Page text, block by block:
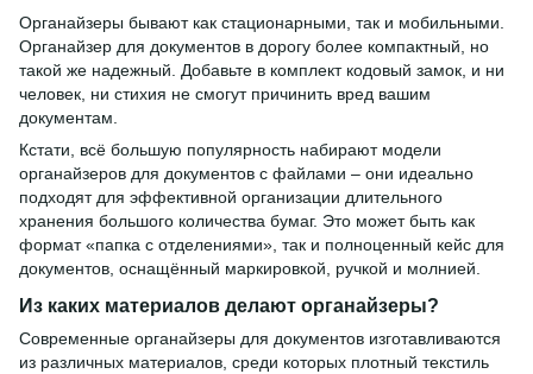
Органайзеры бывают как стационарными, так и мобильными.
Органайзер для документов в дорогу более компактный, но
такой же надежный. Добавьте в комплект кодовый замок, и ни
человек, ни стихия не смогут причинить вред вашим
документам.
Кстати, всё большую популярность набирают модели
органайзеров для документов с файлами – они идеально
подходят для эффективной организации длительного
хранения большого количества бумаг. Это может быть как
формат «папка с отделениями», так и полноценный кейс для
документов, оснащённый маркировкой, ручкой и молнией.
Из каких материалов делают органайзеры?
Современные органайзеры для документов изготавливаются
из различных материалов, среди которых плотный текстиль